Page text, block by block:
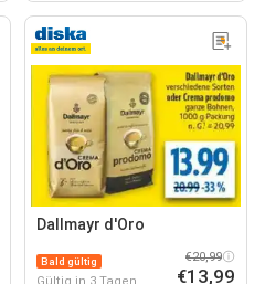
Dallmayr d'Oro
Bald gültig
Gültig in 3 Tagen
€20,99
€13,99